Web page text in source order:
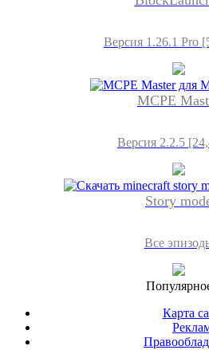
Версия 1.26.1 Pro
MCPE
Версия 2.2.5
Story
Все
Карта